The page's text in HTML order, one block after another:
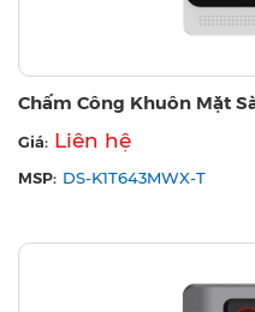
Chấm Công Khuôn Mặt
Giá: Liên hệ
MSP: DS-K1T643MWX-T